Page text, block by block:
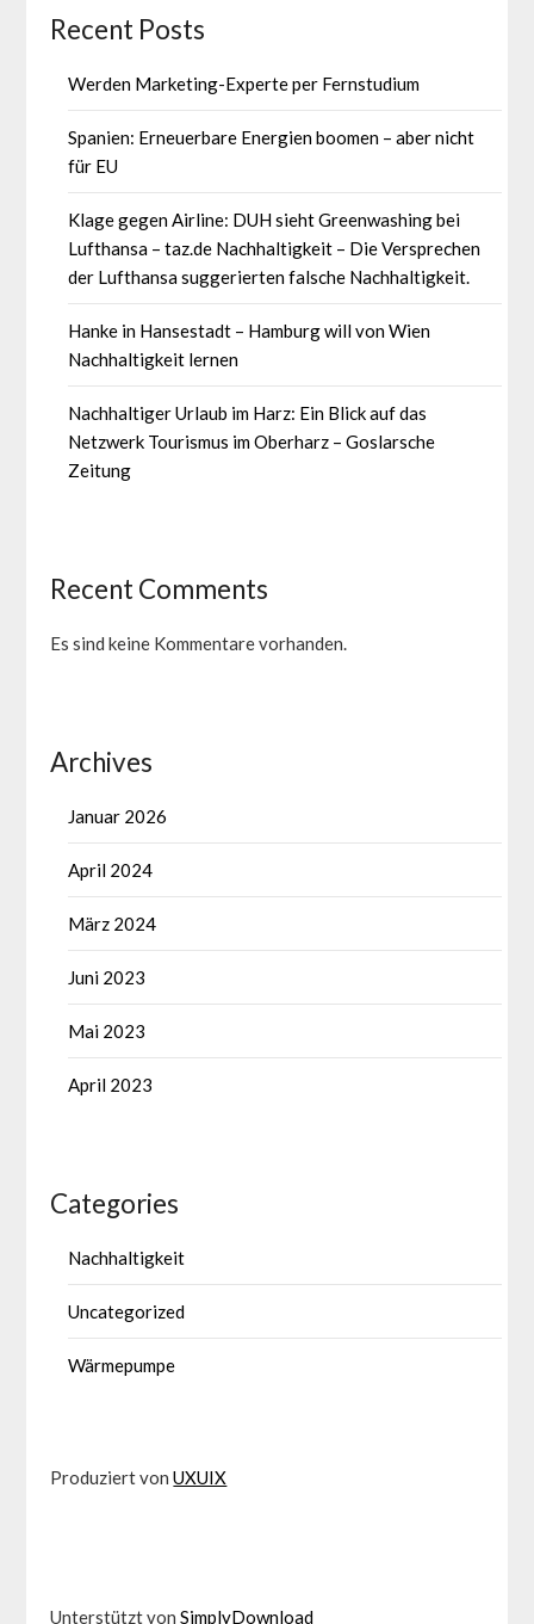
Recent Posts
Werden Marketing-Experte per Fernstudium
Spanien: Erneuerbare Energien boomen – aber nicht
für EU
Klage gegen Airline: DUH sieht Greenwashing bei
Lufthansa – taz.de Nachhaltigkeit – Die Versprechen
der Lufthansa suggerierten falsche Nachhaltigkeit.
Hanke in Hansestadt – Hamburg will von Wien
Nachhaltigkeit lernen
Nachhaltiger Urlaub im Harz: Ein Blick auf das
Netzwerk Tourismus im Oberharz – Goslarsche
Zeitung
Recent Comments
Es sind keine Kommentare vorhanden.
Archives
Januar 2026
April 2024
März 2024
Juni 2023
Mai 2023
April 2023
Categories
Nachhaltigkeit
Uncategorized
Wärmepumpe
Produziert vonUXUIX
Unterstützt vonSimplyDownload